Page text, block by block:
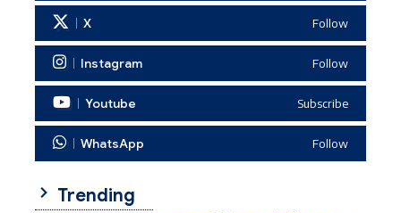
X Follow
Instagram Follow
Youtube Subscribe
WhatsApp Follow
Trending